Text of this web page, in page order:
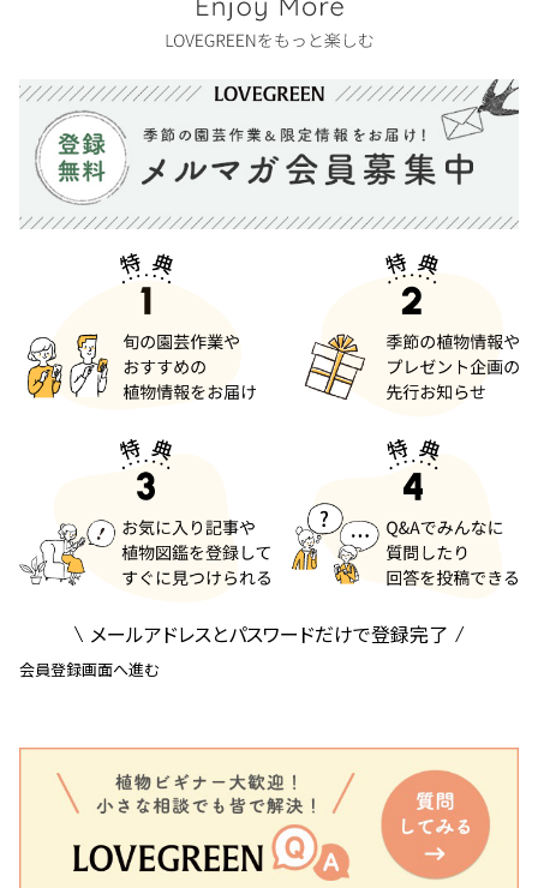
メールアドレスとパスワードだけで登録完了
会員登録画面へ進む